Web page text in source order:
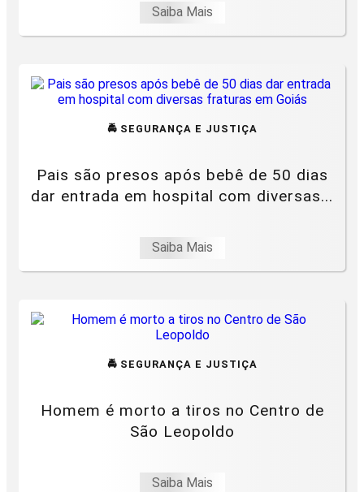
Saiba Mais
🚔 SEGURANÇA E JUSTIÇA
Pais são presos após bebê de 50 dias
dar entrada em hospital com diversas...
Saiba Mais
🚔 SEGURANÇA E JUSTIÇA
Homem é morto a tiros no Centro de
São Leopoldo
Saiba Mais